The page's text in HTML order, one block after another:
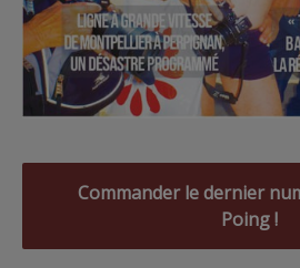
Commander le dernier
Poing !